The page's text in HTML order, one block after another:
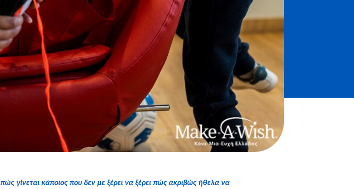
πώς γίνεται κάποιος που δεν με ξέρει να ξέρει πώς ακριβώς ήθελα να